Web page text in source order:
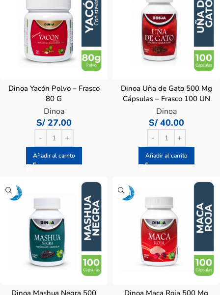
Dinoa Yacón Polvo – Frasco
80 G
Dinoa
S/27.00
Añadir al carrito
Dinoa Uña de Gato 500 Mg
Cápsulas – Frasco 100 UN
Dinoa
S/40.00
Añadir al carrito
Dinoa Mashua Negra 500
Dinoa Maca Roja 500 Mg